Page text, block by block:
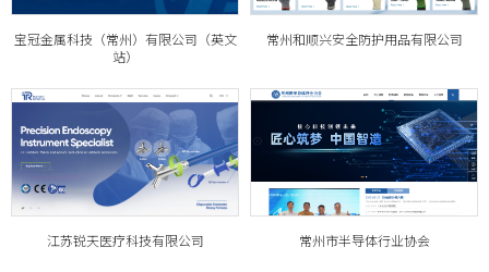
宝冠金属科技（常州）有限公司（英文
站）
常州和顺兴安全防护用品有限公司
江苏锐天医疗科技有限公司 常州市半导体行业协会